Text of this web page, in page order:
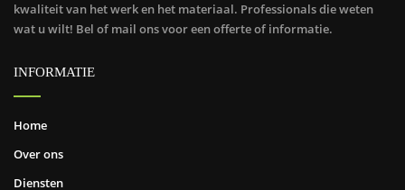
kwaliteit van het werk en het materiaal. Professionals die weten
wat u wilt! Bel of mail ons voor een offerte of informatie.
INFORMATIE
Home
Over ons
Diensten